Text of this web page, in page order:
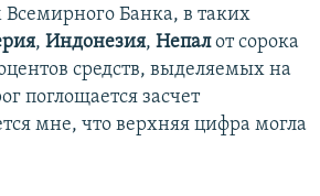
Всемирного Банка, в таких
, Индонезия, Непалот сорока
средств, выделяемых на
поглощается засчет
мне, что верхняя цифра могла